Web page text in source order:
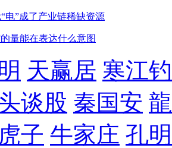
电”成了产业链稀缺资源
量能在表达什么意图
天赢居 寒江
谈股 秦国安
子 牛家庄 孔